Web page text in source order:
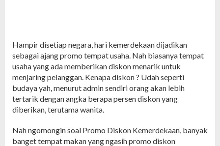
Hampir disetiap negara, hari kemerdekaan dijadikan
sebagai ajang promo tempat usaha. Nah biasanya tempat
usaha yang ada memberikan diskon menarik untuk
menjaring pelanggan. Kenapa diskon ? Udah seperti
budaya yah, menurut admin sendiri orang akan lebih
tertarik dengan angka berapa persen diskon yang
diberikan, terutama wanita.
Nah ngomongin soal Promo Diskon Kemerdekaan, banyak
banget tempat makan yang ngasih promo diskon